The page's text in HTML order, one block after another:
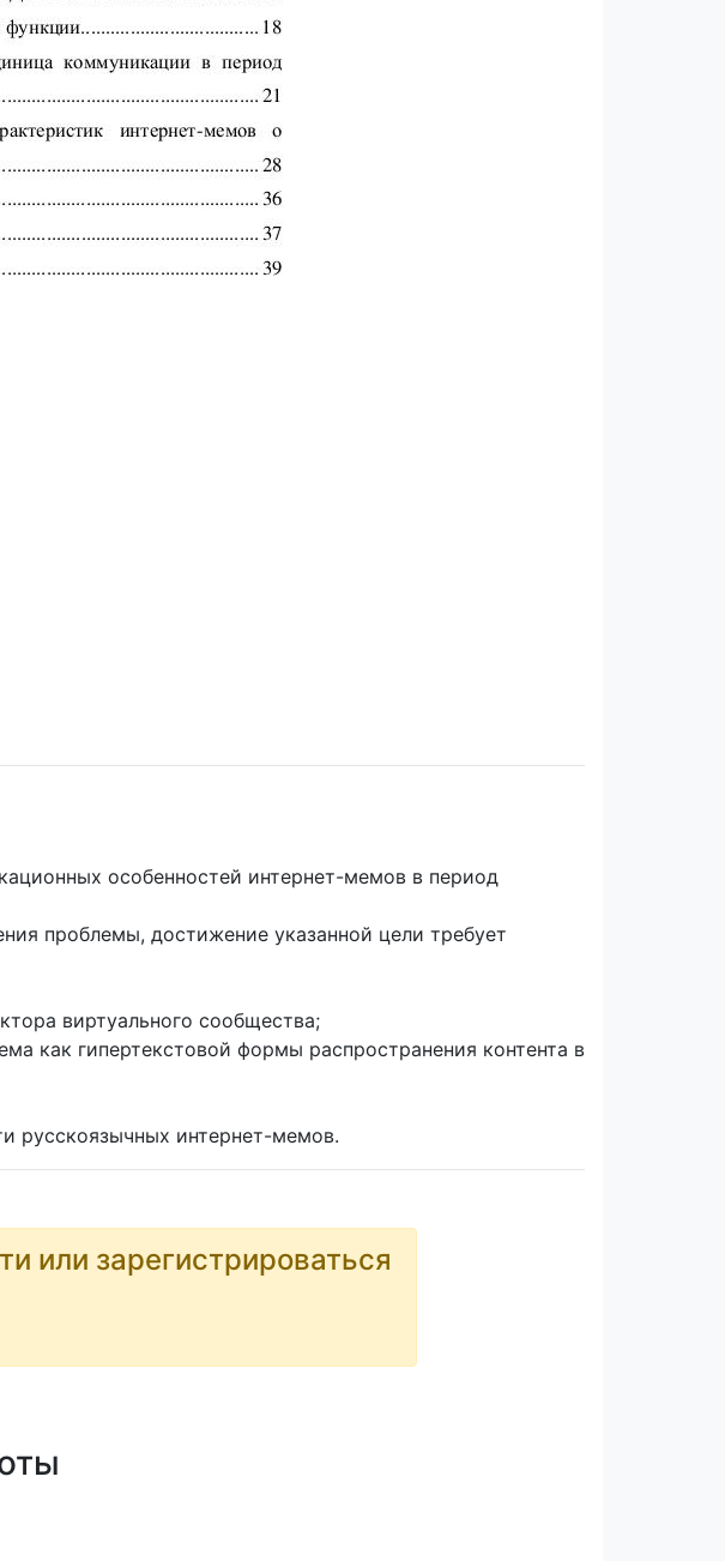
особенностей интернет-мемов в период
проблемы, достижение указанной цели требует
виртуального сообщества;
как гипертекстовой формы распространения контента в
русскоязычных интернет-мемов.
или зарегистрироваться